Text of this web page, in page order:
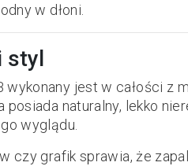
w dłoni.
styl
wykonany jest w całości z
posiada naturalny, lekko
wyglądu.
czy grafik sprawia, że